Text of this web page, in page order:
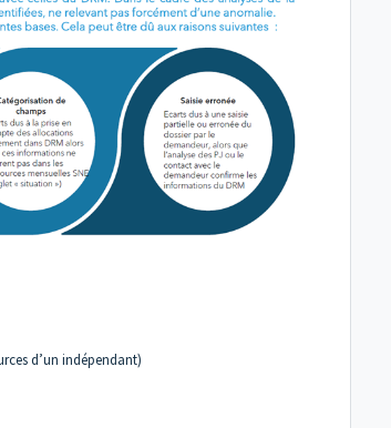
d’un indépendant)